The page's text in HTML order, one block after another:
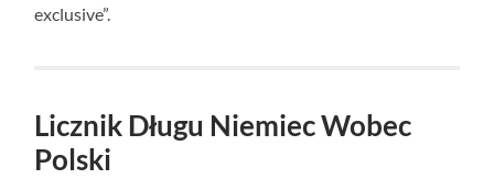
exclusive”.
Licznik Długu Niemiec Wobec
Polski